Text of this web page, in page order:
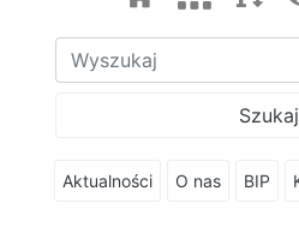
Szukaj
Aktualności O nas BIP